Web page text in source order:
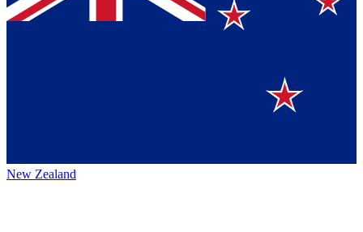
New Zealand